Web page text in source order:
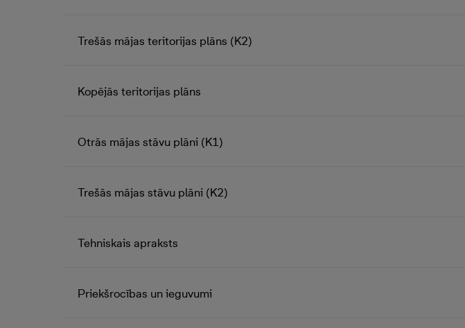
Trešās mājas teritorijas plāns (K2)
Kopējās teritorijas plāns
Otrās mājas stāvu plāni (K1)
Trešās mājas stāvu plāni (K2)
Tehniskais apraksts
Priekšrocības un ieguvumi